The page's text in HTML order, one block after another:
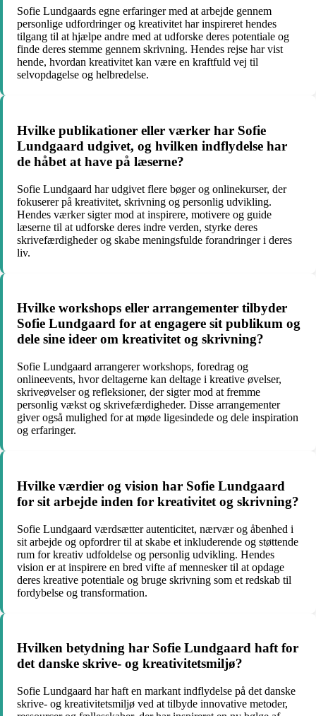
Sofie Lundgaards egne erfaringer med at arbejde gennem
personlige udfordringer og kreativitet har inspireret hendes
tilgang til at hjælpe andre med at udforske deres potentiale og
finde deres stemme gennem skrivning. Hendes rejse har vist
hende, hvordan kreativitet kan være en kraftfuld vej til
selvopdagelse og helbredelse.
Hvilke publikationer eller værker har Sofie
Lundgaard udgivet, og hvilken indflydelse har
de håbet at have på læserne?
Sofie Lundgaard har udgivet flere bøger og onlinekurser, der
fokuserer på kreativitet, skrivning og personlig udvikling.
Hendes værker sigter mod at inspirere, motivere og guide
læserne til at udforske deres indre verden, styrke deres
skrivefærdigheder og skabe meningsfulde forandringer i deres
liv.
Hvilke workshops eller arrangementer tilbyder
Sofie Lundgaard for at engagere sit publikum og
dele sine ideer om kreativitet og skrivning?
Sofie Lundgaard arrangerer workshops, foredrag og
onlineevents, hvor deltagerne kan deltage i kreative øvelser,
skriveøvelser og refleksioner, der sigter mod at fremme
personlig vækst og skrivefærdigheder. Disse arrangementer
giver også mulighed for at møde ligesindede og dele inspiration
og erfaringer.
Hvilke værdier og vision har Sofie Lundgaard
for sit arbejde inden for kreativitet og skrivning?
Sofie Lundgaard værdsætter autenticitet, nærvær og åbenhed i
sit arbejde og opfordrer til at skabe et inkluderende og støttende
rum for kreativ udfoldelse og personlig udvikling. Hendes
vision er at inspirere en bred vifte af mennesker til at opdage
deres kreative potentiale og bruge skrivning som et redskab til
fordybelse og transformation.
Hvilken betydning har Sofie Lundgaard haft for
det danske skrive- og kreativitetsmiljø?
Sofie Lundgaard har haft en markant indflydelse på det danske
skrive- og kreativitetsmiljø ved at tilbyde innovative metoder,